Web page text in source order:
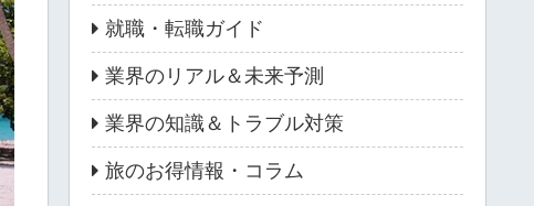
就職・転職ガイド
業界のリアル＆未来予測
業界の知識＆トラブル対策
旅のお得情報・コラム